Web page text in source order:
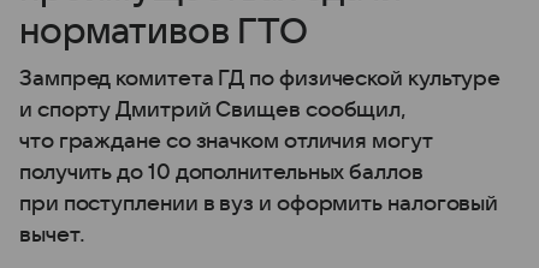
нормативов ГТО
Зампред комитета ГД по физической культуре
и спорту Дмитрий Свищев сообщил,
что граждане со значком отличия могут
получить до 10 дополнительных баллов
при поступлении в вуз и оформить налоговый
вычет.